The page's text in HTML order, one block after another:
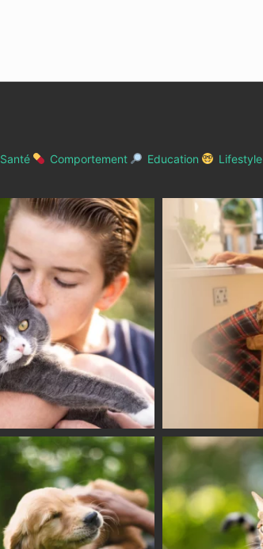
Santé Comportement Education Lifestyle